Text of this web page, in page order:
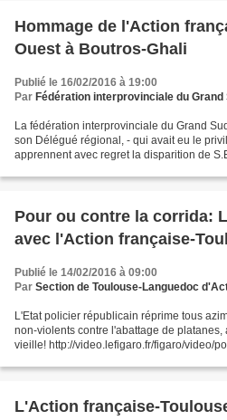
Hommage de l'Action
Ouest à Boutros-Ghali
Publié le 16/02/2016 à 19:00
Par Fédération interprovinciale du
La fédération interprovinciale du Grand
son Délégué régional, - qui avait eu le
apprennent avec regret la disparition de
Pour ou contre la corrida:
avec l'Action française-
Publié le 14/02/2016 à 09:00
Par Section de Toulouse-Languedoc
L'Etat policier républicain réprime tous
non-violents contre l'abattage de
vieille! http://video.lefigaro.fr/figaro/video/
L'Action française-